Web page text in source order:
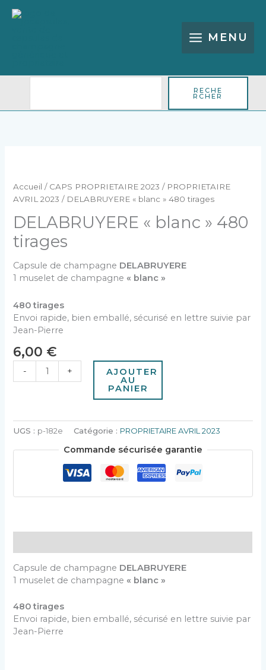
MENU
RECHE
RCHER
Accueil / CAPS PROPRIETAIRE 2023 / PROPRIETAIRE
AVRIL 2023 / DELABRUYERE « blanc » 480 tirages
DELABRUYERE « blanc » 480
tirages
Capsule de champagne DELABRUYERE
1 muselet de champagne « blanc »
480 tirages
Envoi rapide, bien emballé, sécurisé en lettre suivie par
Jean-Pierre
6,00 €
-
DELABRUYERE
tirages
+ AJOUTER
AU
PANIER
UGS : p-182e Catégorie : PROPRIETAIRE AVRIL 2023
Commande sécurisée garantie
Capsule de champagne DELABRUYERE
1 muselet de champagne « blanc »
480 tirages
Envoi rapide, bien emballé, sécurisé en lettre suivie par
Jean-Pierre